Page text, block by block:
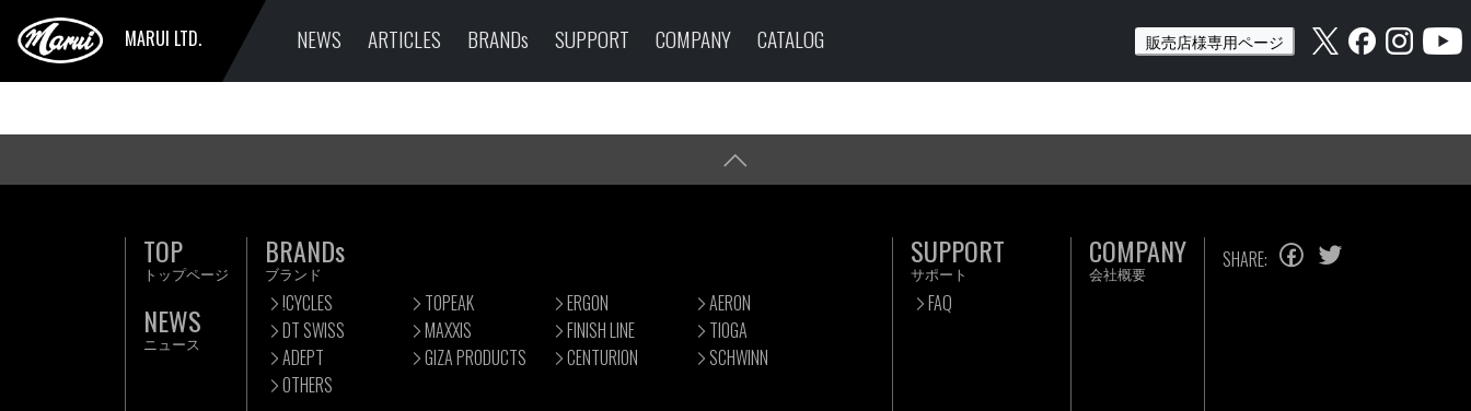
MARUI LTD. NEWS ARTICLES BRANDs SUPPORT COMPANY CATALOG 販売店様専用ページ
TOP
トップページ
NEWS
ニュース
BRANDs
ブランド
!CYCLES TOPEAK ERGON
AERON
DT SWISS
MAXXIS FINISH LINE
TIOGA
ADEPT
GIZA PRODUCTS CENTURION
SCHWINN
OTHERS
SUPPORT
サポート
FAQ
COMPANY
会社概要
SHARE: